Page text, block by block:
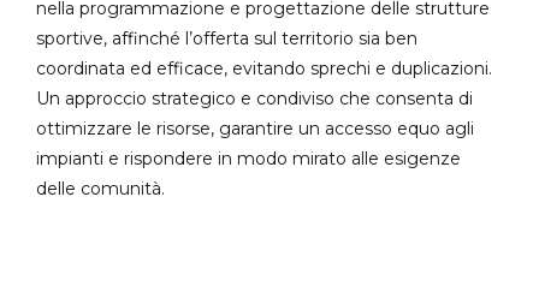
nella programmazione e progettazione delle strutture
sportive, affinché l’offerta sul territorio sia ben
coordinata ed efficace, evitando sprechi e duplicazioni.
Un approccio strategico e condiviso che consenta di
ottimizzare le risorse, garantire un accesso equo agli
impianti e rispondere in modo mirato alle esigenze
delle comunità.